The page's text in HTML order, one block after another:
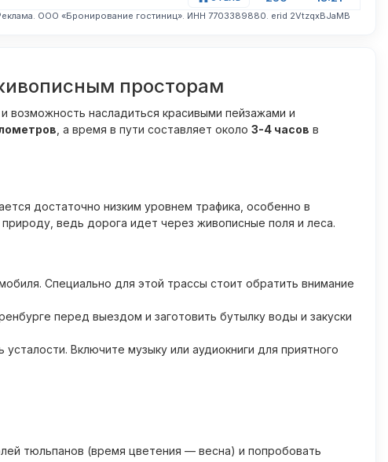
ООО «Бронирование гостиниц». ИНН 7703389880. erid 2VtzqxBJaMB
просторам
возможность насладиться красивыми пейзажами и
, а время в пути составляет около 3-4 часов в
достаточно низким уровнем трафика, особенно в
ведь дорога идет через живописные поля и леса.
Специально для этой трассы стоит обратить внимание
перед выездом и заготовить бутылку воды и закуски
Включите музыку или аудиокниги для приятного
тюльпанов (время цветения — весна) и попробовать